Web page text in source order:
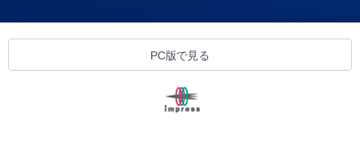
PC版で見る